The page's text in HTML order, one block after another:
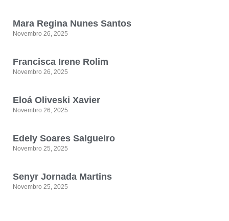
Mara Regina Nunes Santos
Novembro 26, 2025
Francisca Irene Rolim
Novembro 26, 2025
Eloá Oliveski Xavier
Novembro 26, 2025
Edely Soares Salgueiro
Novembro 25, 2025
Senyr Jornada Martins
Novembro 25, 2025